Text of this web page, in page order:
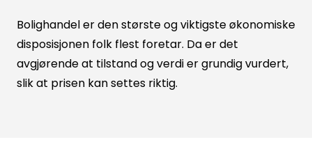
Bolighandel er den største og viktigste økonomiske
disposisjonen folk flest foretar. Da er det
avgjørende at tilstand og verdi er grundig vurdert,
slik at prisen kan settes riktig.